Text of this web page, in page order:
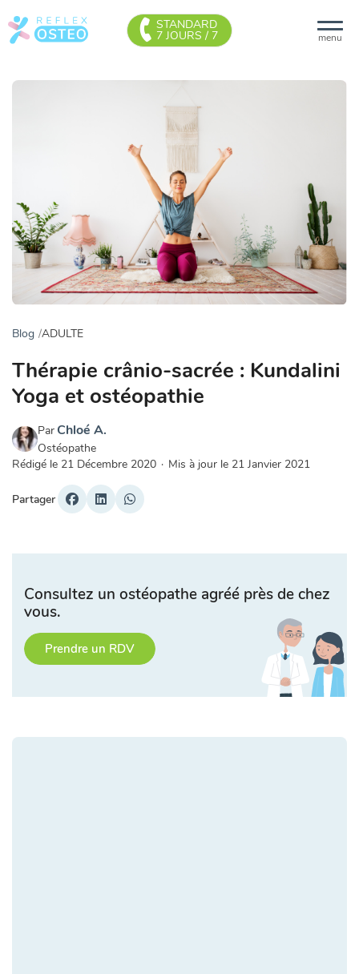
menu
STANDARD
7 JOURS / 7
Blog ADULTE
Thérapie crânio-sacrée : Kundalini
Yoga et ostéopathie
Par Chloé A.
Ostéopathe
Rédigé le 21 Décembre 2020 · Mis à jour le 21 Janvier 2021
Partager
Consultez un ostéopathe agréé près de chez
vous.
Prendre un RDV